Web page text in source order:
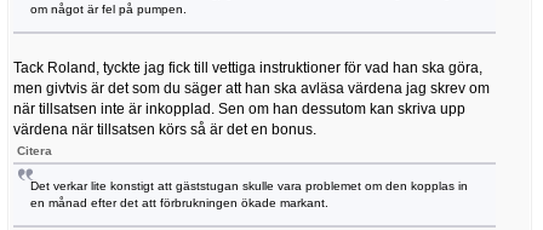
om något är fel på pumpen.
Tack Roland, tyckte jag fick till vettiga instruktioner för vad han ska göra,
men givtvis är det som du säger att han ska avläsa värdena jag skrev om
när tillsatsen inte är inkopplad. Sen om han dessutom kan skriva upp
värdena när tillsatsen körs så är det en bonus.
Citera
Det verkar lite konstigt att gäststugan skulle vara problemet om den kopplas in
en månad efter det att förbrukningen ökade markant.